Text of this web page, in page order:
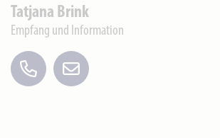
Tatjana Brink
Empfang und Information